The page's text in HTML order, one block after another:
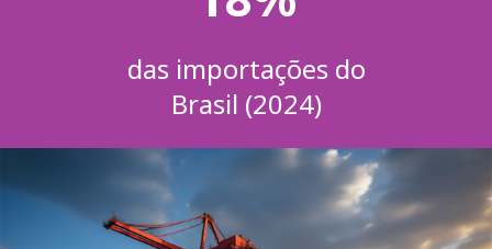
das importações do
Brasil (2024)